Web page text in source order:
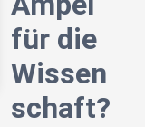
für die
Wissen
schaft?